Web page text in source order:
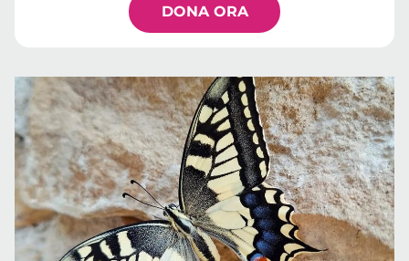
DONA ORA